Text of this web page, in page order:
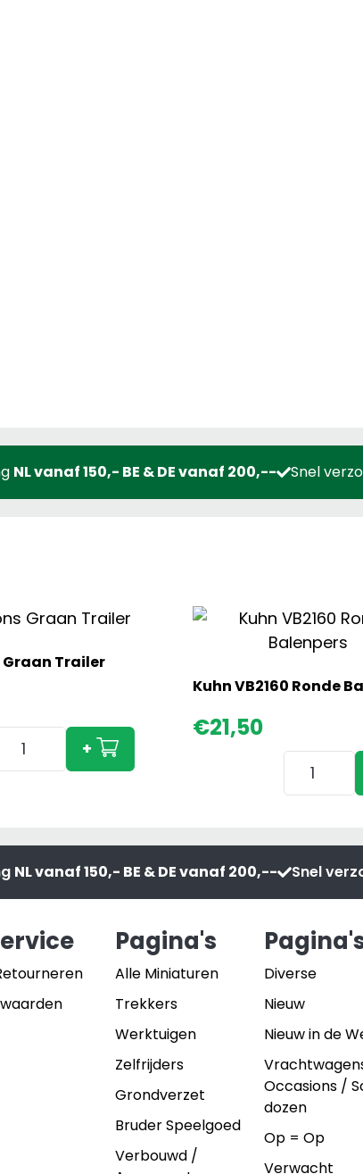
NL vanaf 150,- BE & DE vanaf 200,-- Snel
Graan Trailer
Kane
+
Kuhn VB2160 Ronde
€21,50
Kuhn
VB2160
NL vanaf 150,- BE & DE vanaf 200,-- Snel
Pagina's
Alle Miniaturen
Trekkers
Werktuigen
Zelfrijders
Grondverzet
Bruder Speelgoed
Verbouwd /
Diverse
Nieuw
Nieuw in de
Occasions /
dozen
Op = Op
Verwacht